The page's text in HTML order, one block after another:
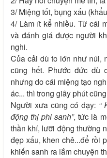
3/ Miệng tốt, bụng xấu
4/ Làm ít kể nhiều. Từ cái
và đánh giá được người
nghi.
Của cải dù to lớn như núi,
cũng hết. Phước đức dù
nhưng do cái miệng tạo
ác... thì trong giây phút
Người xưa cũng có dạy: “
động thị phi sanh”, tức là
thần khí, lưỡi động thường
đẹp xấu, khen chê...để rồi
khiến sanh ra lắm chuyện